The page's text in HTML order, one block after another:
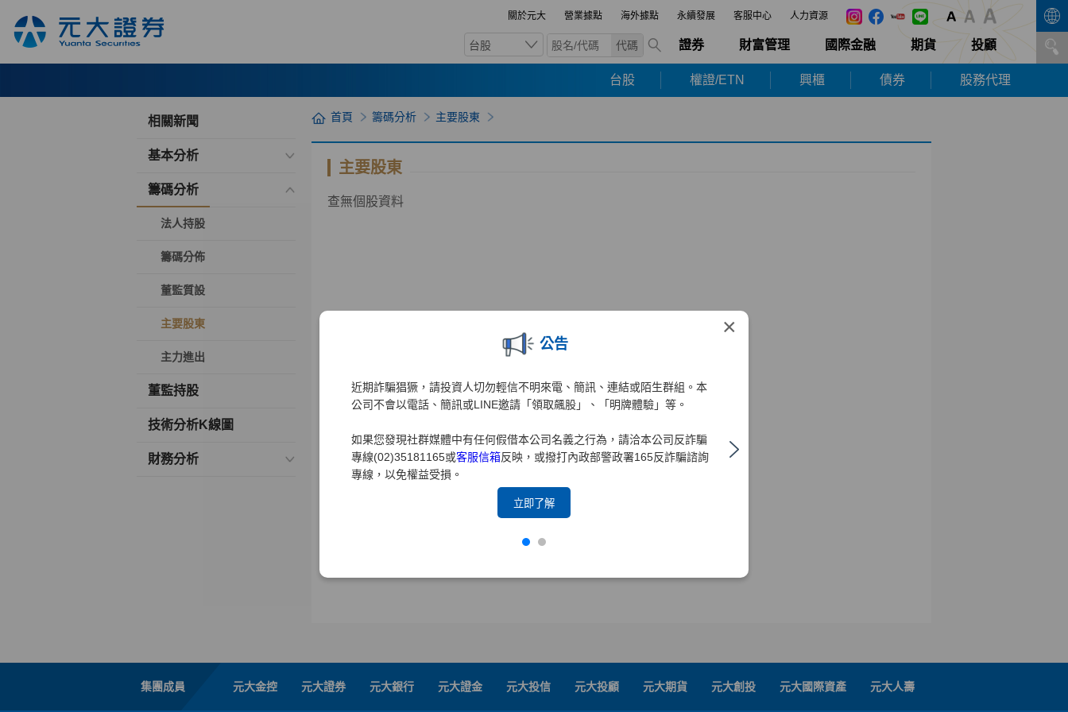
關於元大 營業據點 海外據點 永續發展 客服中心 人力資源
台股 代碼 證券 財富管理 國際金融 期貨 投顧
台股 權證/ETN 興櫃 債券 股務代理
×
公告
近期詐騙猖獗，請投資人切勿輕信不明來電、簡訊、連結或陌生群組。本
公司不會以電話、簡訊或LINE邀請「領取飆股」、「明牌體驗」等。
如果您發現社群媒體中有任何假借本公司名義之行為，請洽本公司反詐騙
專線(02)35181165或客服信箱反映，或撥打內政部警政署165反詐騙諮詢
專線，以免權益受損。
立即了解
相關新聞
基本分析
籌碼分析
法人持股
籌碼分佈
董監質設
主要股東
主力進出
董監持股
技術分析K線圖
財務分析
首頁 籌碼分析 主要股東
主要股東
查無個股資料
集團成員 元大金控 元大證券 元大銀行 元大證金 元大投信 元大投顧 元大期貨 元大創投 元大國際資產 元大人壽